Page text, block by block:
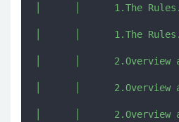
│      │      1.The
│      │      1.The
│      │      2.Overview
│      │      2.Overview
│      │      2.Overview